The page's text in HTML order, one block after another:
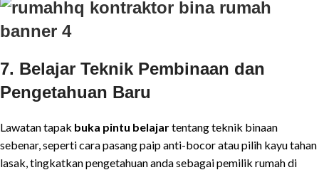
7. Belajar Teknik Pembinaan dan
Pengetahuan Baru
Lawatan tapak buka pintu belajartentang teknik binaan
sebenar, seperti cara pasang paip anti-bocor atau pilih kayu tahan
lasak, tingkatkan pengetahuan anda sebagai pemilik rumah di